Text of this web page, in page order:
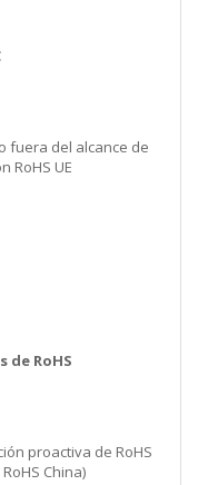
fuera del alcance de
RoHS UE
RoHS
proactiva de RoHS
China)